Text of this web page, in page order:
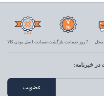
محل 7 روز ضمانت بازگشت ضمانت اصل بودن کالا
خبرنامه: